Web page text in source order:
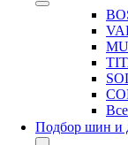
Подбор шин и